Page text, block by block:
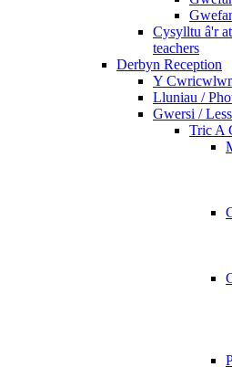
Cysylltu â'r
teachers
Derbyn Reception
Y
Lluniau /
Gwersi /
Tric A